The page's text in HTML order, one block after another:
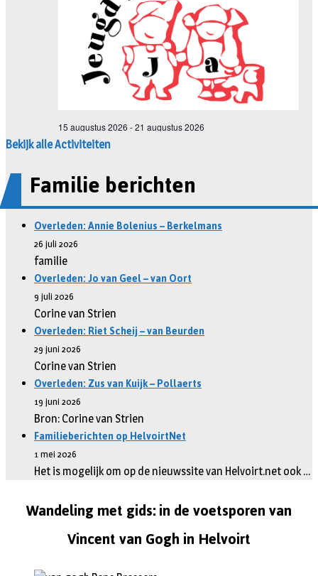
Bekijk alle Activiteiten
Familie berichten
Overleden: Annie Bolenius – Berkelmans
26 juli 2026
familie
Overleden: Jo van Geel – van Oort
9 juli 2026
Corine van Strien
Overleden: Riet Scheij – van Beurden
29 juni 2026
Corine van Strien
Overleden: Zus van Kuijk – Pollaerts
19 juni 2026
Bron: Corine van Strien
Familieberichten op HelvoirtNet
1 mei 2026
Het is mogelijk om op de nieuwssite van Helvoirt.net ook …
Wandeling met gids: in de voetsporen van
Vincent van Gogh in Helvoirt